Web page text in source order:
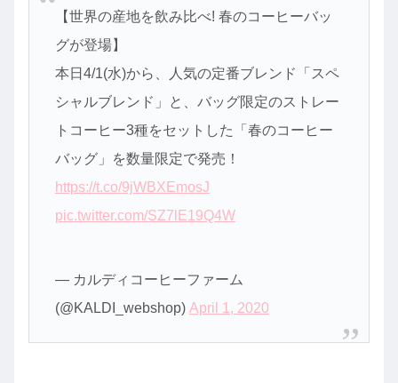
【世界の産地を飲み比べ! 春のコーヒーバッ
グが登場】
本日4/1(水)から、人気の定番ブレンド「スペ
シャルブレンド」と、バッグ限定のストレー
トコーヒー3種をセットした「春のコーヒー
バッグ」を数量限定で発売！
https://t.co/9jWBXEmosJ
pic.twitter.com/SZ7lE19Q4W
— カルディコーヒーファーム
(@KALDI_webshop) April 1, 2020